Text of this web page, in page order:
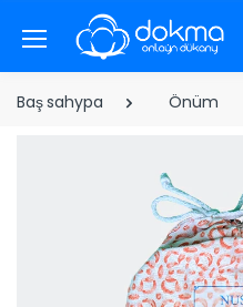
Baş sahypa Önüm